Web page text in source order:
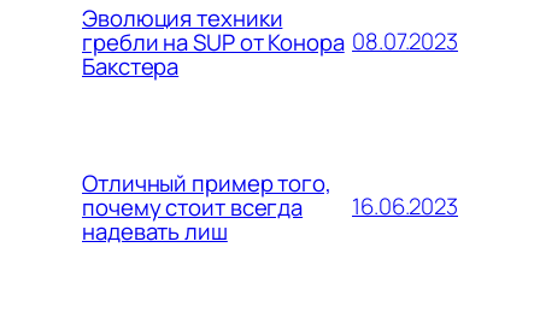
Эволюция техники
гребли на SUP от Конора
Бакстера
08.07.2023
Отличный пример того,
почему стоит всегда
надевать лиш
16.06.2023